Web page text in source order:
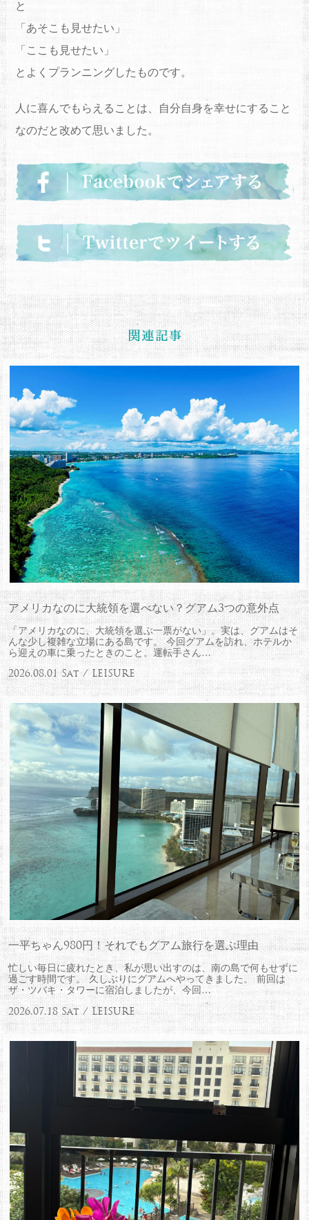
と
「あそこも見せたい」
「ここも見せたい」
とよくプランニングしたものです。
人に喜んでもらえることは、自分自身を幸せにすること
なのだと改めて思いました。
アメリカなのに大統領を選べない？グアム3つの意外点
「アメリカなのに、大統領を選ぶ一票がない」。実は、グアムはそ
んな少し複雑な立場にある島です。 今回グアムを訪れ、ホテルか
ら迎えの車に乗ったときのこと。運転手さん…
2026.08.01 Sat / LEISURE
一平ちゃん980円！それでもグアム旅行を選ぶ理由
忙しい毎日に疲れたとき、私が思い出すのは、南の島で何もせずに
過ごす時間です。 久しぶりにグアムへやってきました。 前回は
ザ・ツバキ・タワーに宿泊しましたが、今回…
2026.07.18 Sat / LEISURE